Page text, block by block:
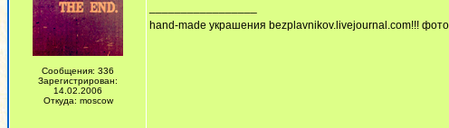
Сообщения: 336
Зарегистрирован:
14.02.2006
Откуда: moscow
hand-made украшения bezplavnikov.livejournal.com!!!